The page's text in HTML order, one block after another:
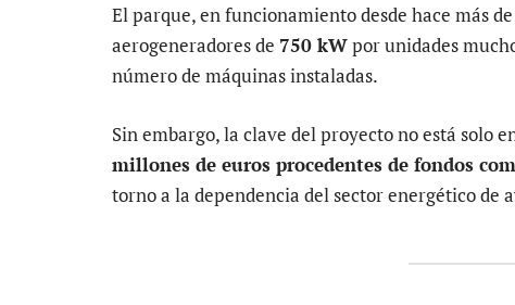
El parque, en funcionamiento desde hace más de
aerogeneradores de 750 kWpor unidades
número de máquinas instaladas.
Sin embargo, la clave del proyecto no está solo
millones de euros procedentes de fondos
torno a la dependencia del sector energético de